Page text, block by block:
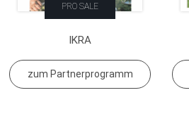
PRO SALE
IKRA
zum Partnerprogramm